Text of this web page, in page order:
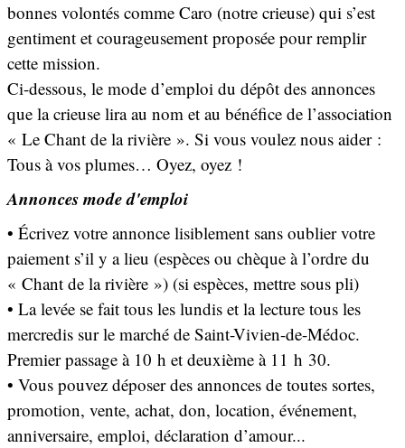
bonnes volontés comme Caro (notre crieuse) qui s’est
gentiment et courageusement proposée pour remplir
cette mission.
Ci-dessous, le mode d’emploi du dépôt des annonces
que la crieuse lira au nom et au bénéfice de l’association
« Le Chant de la rivière ». Si vous voulez nous aider :
Tous à vos plumes… Oyez, oyez !
Annonces mode d'emploi
• Écrivez votre annonce lisiblement sans oublier votre
paiement s’il y a lieu (espèces ou chèque à l’ordre du
« Chant de la rivière ») (si espèces, mettre sous pli)
• La levée se fait tous les lundis et la lecture tous les
mercredis sur le marché de Saint-Vivien-de-Médoc.
Premier passage à 10 h et deuxième à 11 h 30.
• Vous pouvez déposer des annonces de toutes sortes,
promotion, vente, achat, don, location, événement,
anniversaire, emploi, déclaration d’amour...